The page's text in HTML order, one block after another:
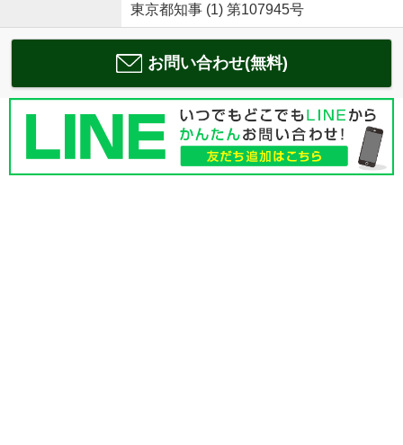
東京都知事 (1) 第107945号
お問い合わせ(無料)